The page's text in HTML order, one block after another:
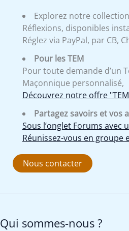
Explorez notre
Réflexions, disponibles
Réglez via PayPal, par CB,
Pour les TEM
Pour toute demande d’un
Maçonnique personnalisé,
Découvrez notre offre
Partagez savoirs et vos
Sous l’onglet Forums avec
Réunissez-vous en groupe
Nous contacter
Qui sommes-nous ?